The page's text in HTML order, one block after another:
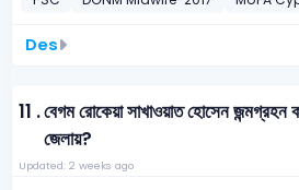
Des
11 .বেগম রোকেয়া সাখাওয়াত হোসেন জন্মগ্রহন
জেলায়?
Updated: 2 weeks ago